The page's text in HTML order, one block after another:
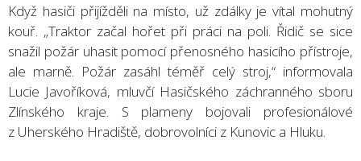
Když hasiči přijížděli na místo, už zdálky je vítal mohutný
kouř. „Traktor začal hořet při práci na poli. Řidič se sice
snažil požár uhasit pomocí přenosného hasicího přístroje,
ale marně. Požár zasáhl téměř celý stroj,“ informovala
Lucie Javoříková, mluvčí Hasičského záchranného sboru
Zlínského kraje. S plameny bojovali profesionálové
z Uherského Hradiště, dobrovolníci z Kunovic a Hluku.